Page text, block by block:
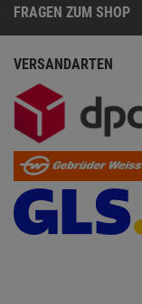
FRAGEN ZUM SHOP
VERSANDARTEN